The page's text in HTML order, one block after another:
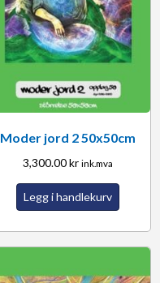
Moder jord 2 50x50cm
3,300.00kr ink.mva
Legg i handlekurv